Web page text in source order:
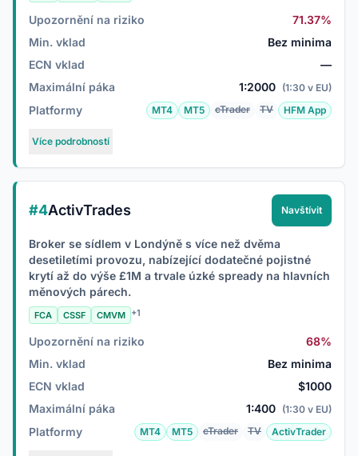
Upozornění na riziko
71.37%
Min. vklad
Bez minima
ECN vklad
—
Maximální páka
1:2000 (1:30 v EU)
Platformy MT4 MT5 cTrader TV HFM App
Více podrobností
#4ActivTrades Navštívit
Broker se sídlem v Londýně s více než dvěma
desetiletími provozu, nabízející dodatečné pojistné
krytí až do výše £1M a trvale úzké spready na hlavních
měnových párech.
FCA CSSF CMVM +1
Upozornění na riziko
68%
Min. vklad
Bez minima
ECN vklad
$1000
Maximální páka
1:400 (1:30 v EU)
Platformy MT4 MT5 cTrader TV ActivTrader